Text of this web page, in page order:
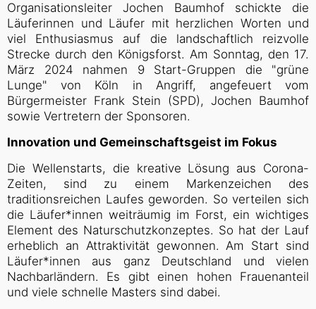
Organisationsleiter Jochen Baumhof schickte die
Läuferinnen und Läufer mit herzlichen Worten und
viel Enthusiasmus auf die landschaftlich reizvolle
Strecke durch den Königsforst. Am Sonntag, den 17.
März 2024 nahmen 9 Start-Gruppen die "grüne
Lunge" von Köln in Angriff, angefeuert vom
Bürgermeister Frank Stein (SPD), Jochen Baumhof
sowie Vertretern der Sponsoren.
Innovation und Gemeinschaftsgeist im Fokus
Die Wellenstarts, die kreative Lösung aus Corona-
Zeiten, sind zu einem Markenzeichen des
traditionsreichen Laufes geworden. So verteilen sich
die Läufer*innen weiträumig im Forst, ein wichtiges
Element des Naturschutzkonzeptes. So hat der Lauf
erheblich an Attraktivität gewonnen. Am Start sind
Läufer*innen aus ganz Deutschland und vielen
Nachbarländern. Es gibt einen hohen Frauenanteil
und viele schnelle Masters sind dabei.